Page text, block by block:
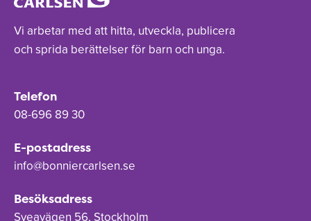
Vi arbetar med att hitta, utveckla, publicera
och sprida berättelser för barn och unga.
Telefon
08-696 89 30
E-postadress
info@bonniercarlsen.se
Besöksadress
Sveavägen 56, Stockholm